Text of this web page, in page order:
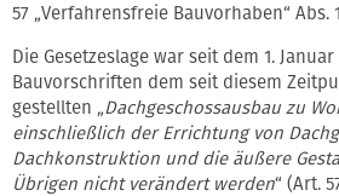
57 „Verfahrensfreie Bauvorhaben“ Abs.
Die Gesetzeslage war seit dem 1.
Bauvorschriften dem seit diesem
gestellten „Dachgeschossausbau zu
einschließlich der Errichtung von
Dachkonstruktion und die äußere
Übrigen nicht verändert werden“ (Art.